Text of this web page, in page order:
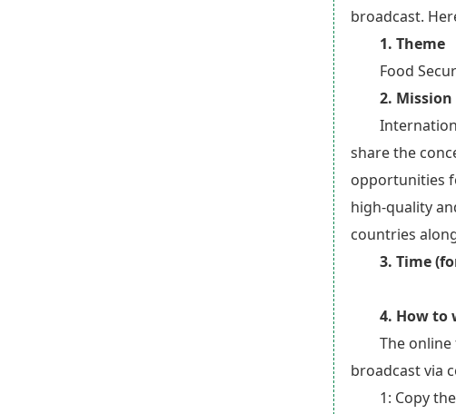
broadcast.
1. Theme
Food
2. Mission
share the
opportunities
high-quality
countries
3. Time
4. How to
The
broadcast via
1: Copy